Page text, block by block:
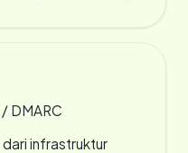
DMARC
infrastruktur